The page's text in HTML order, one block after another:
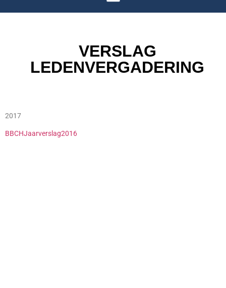
VERSLAG
LEDENVERGADERING
2017
BBCHJaarverslag2016